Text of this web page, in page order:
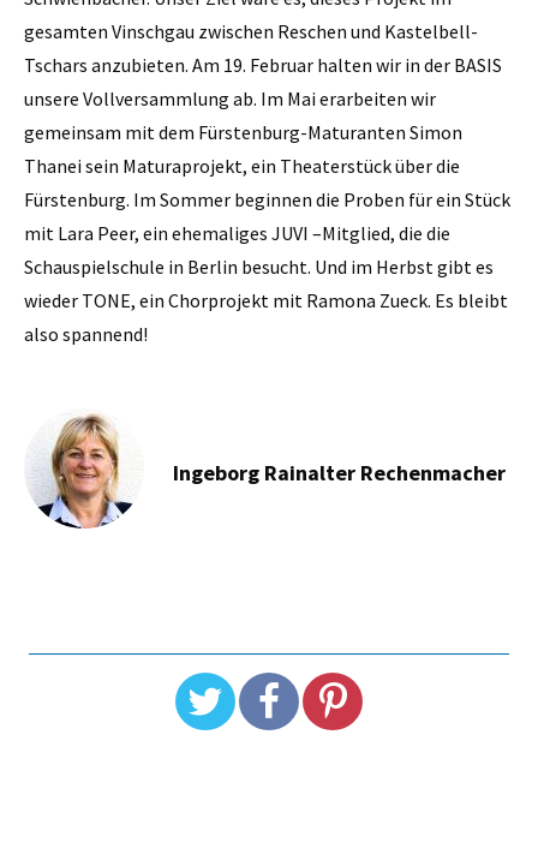
gesamten Vinschgau zwischen Reschen und Kastelbell-
Tschars anzubieten. Am 19. Februar halten wir in der BASIS
unsere Vollversammlung ab. Im Mai erarbeiten wir
gemeinsam mit dem Fürstenburg-Maturanten Simon
Thanei sein Maturaprojekt, ein Theaterstück über die
Fürstenburg. Im Sommer beginnen die Proben für ein Stück
mit Lara Peer, ein ehemaliges JUVI –Mitglied, die die
Schauspielschule in Berlin besucht. Und im Herbst gibt es
wieder TONE, ein Chorprojekt mit Ramona Zueck. Es bleibt
also spannend!
Ingeborg Rainalter Rechenmacher